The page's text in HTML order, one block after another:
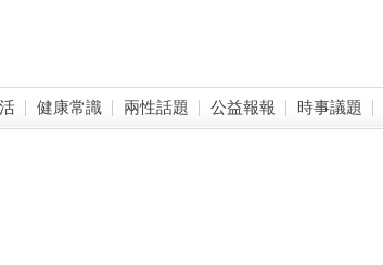
健康常識 兩性話題 公益報報 時事議題